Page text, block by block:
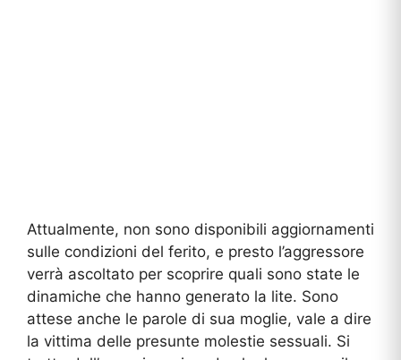
Attualmente, non sono disponibili aggiornamenti
sulle condizioni del ferito, e presto l’aggressore
verrà ascoltato per scoprire quali sono state le
dinamiche che hanno generato la lite. Sono
attese anche le parole di sua moglie, vale a dire
la vittima delle presunte molestie sessuali. Si